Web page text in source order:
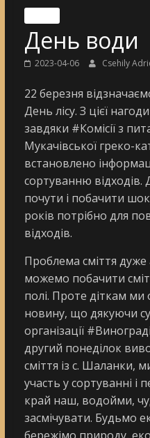
День води
2023-04-06 Csehily
22 березня
День лісу. З цієї
завдяки #Комісії з
Мукачівської греко-
встановлено
сортуванню відходів.
почути і побачити
років потрібно для
відходів.
Проблема сміття
можемо побачити
полі. Проте діткам
новину, що дякуючи
організації
другий понеділок
сміття із с. Шаланки,
участь у сортуванні і
край наш, водойми,
засмічувати. Будьмо
бережімо природу,